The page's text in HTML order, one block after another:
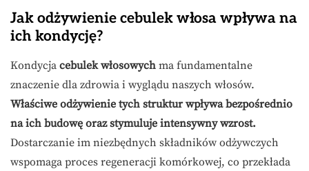
Jak odżywienie cebulek włosa wpływa na
ich kondycję?
Kondycja cebulek włosowych ma fundamentalne
znaczenie dla zdrowia i wyglądu naszych włosów.
Właściwe odżywienie tych struktur wpływa bezpośrednio
na ich budowę oraz stymuluje intensywny wzrost.
Dostarczanie im niezbędnych składników odżywczych
wspomaga proces regeneracji komórkowej, co przekłada